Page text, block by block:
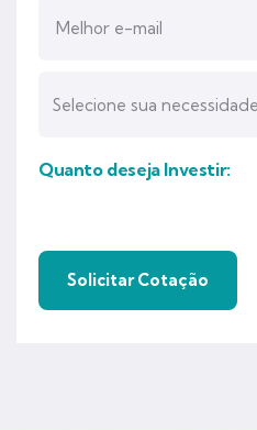
Quanto deseja Investir: